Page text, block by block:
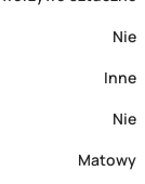
Nie
Inne
Nie
Matowy